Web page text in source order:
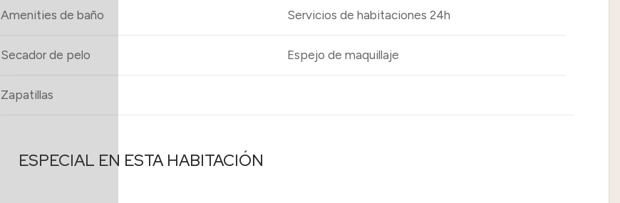
Amenities de baño Servicios de habitaciones 24h
Secador de pelo Espejo de maquillaje
Zapatillas
ESPECIAL EN ESTA HABITACIÓN